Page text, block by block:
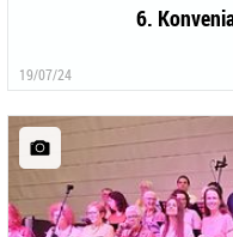
6.
19/07/24